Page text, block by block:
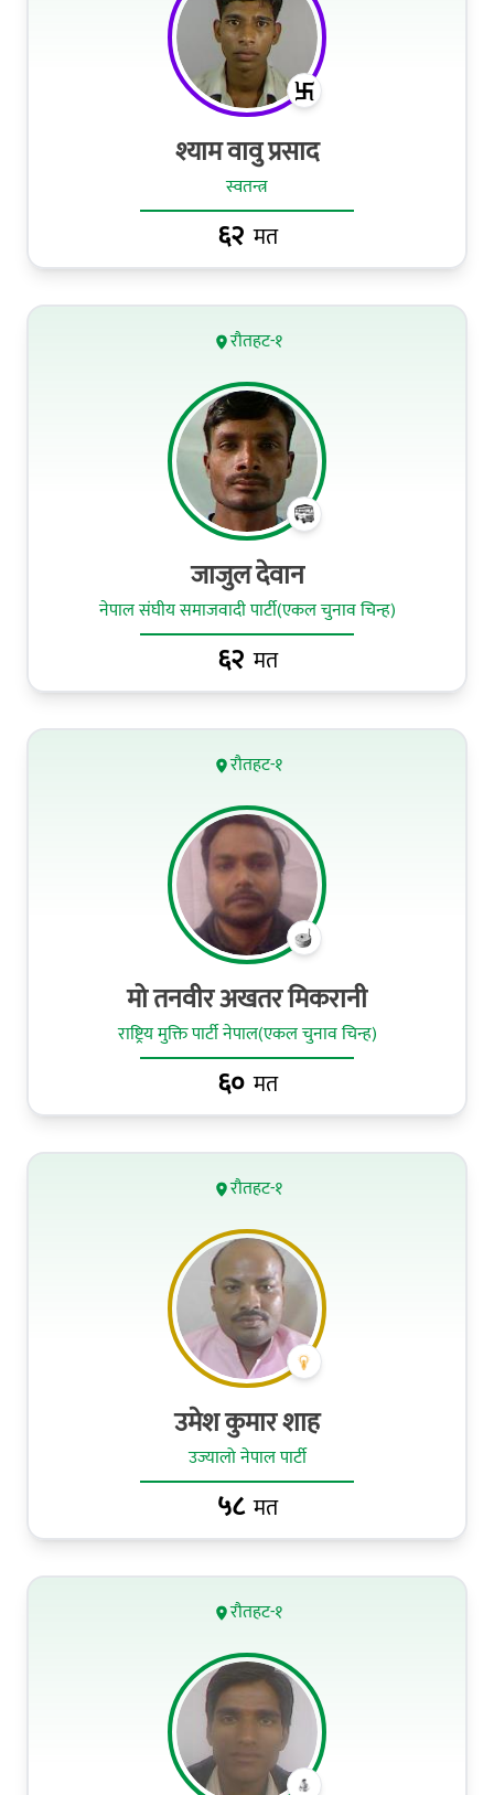
श्याम वावु प्रसाद
स्वतन्त्र
६२ मत
रौतहट-१
जाजुल देवान
नेपाल संघीय समाजवादी पार्टी(एकल चुनाव चिन्ह)
६२ मत
रौतहट-१
मो तनवीर अखतर मिकरानी
राष्ट्रिय मुक्ति पार्टी नेपाल(एकल चुनाव चिन्ह)
६० मत
रौतहट-१
उमेश कुमार शाह
उज्यालो नेपाल पार्टी
५८मत
रौतहट-१